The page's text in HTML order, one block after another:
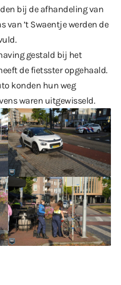
bij de afhandeling van
van ’t Swaentje werden de
gestald bij het
de fietsster opgehaald.
konden hun weg
waren uitgewisseld.